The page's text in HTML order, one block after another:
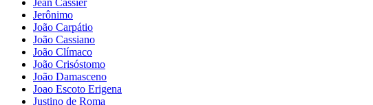
Jean Cassier
Jerônimo
João Carpátio
João Cassiano
João Clímaco
João Crisóstomo
João Damasceno
Joao Escoto Erigena
Justino de Roma